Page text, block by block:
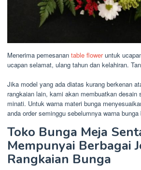
Menerima pemesanan table floweruntuk
ucapan selamat, ulang tahun dan kelahiran.
Jika model yang ada diatas kurang berkenan
rangkaian lain, kami akan membuatkan desain
minati. Untuk warna materi bunga
anda order seminggu sebelumnya warna
Toko Bunga Meja
Mempunyai Berbagai
Rangkaian Bunga